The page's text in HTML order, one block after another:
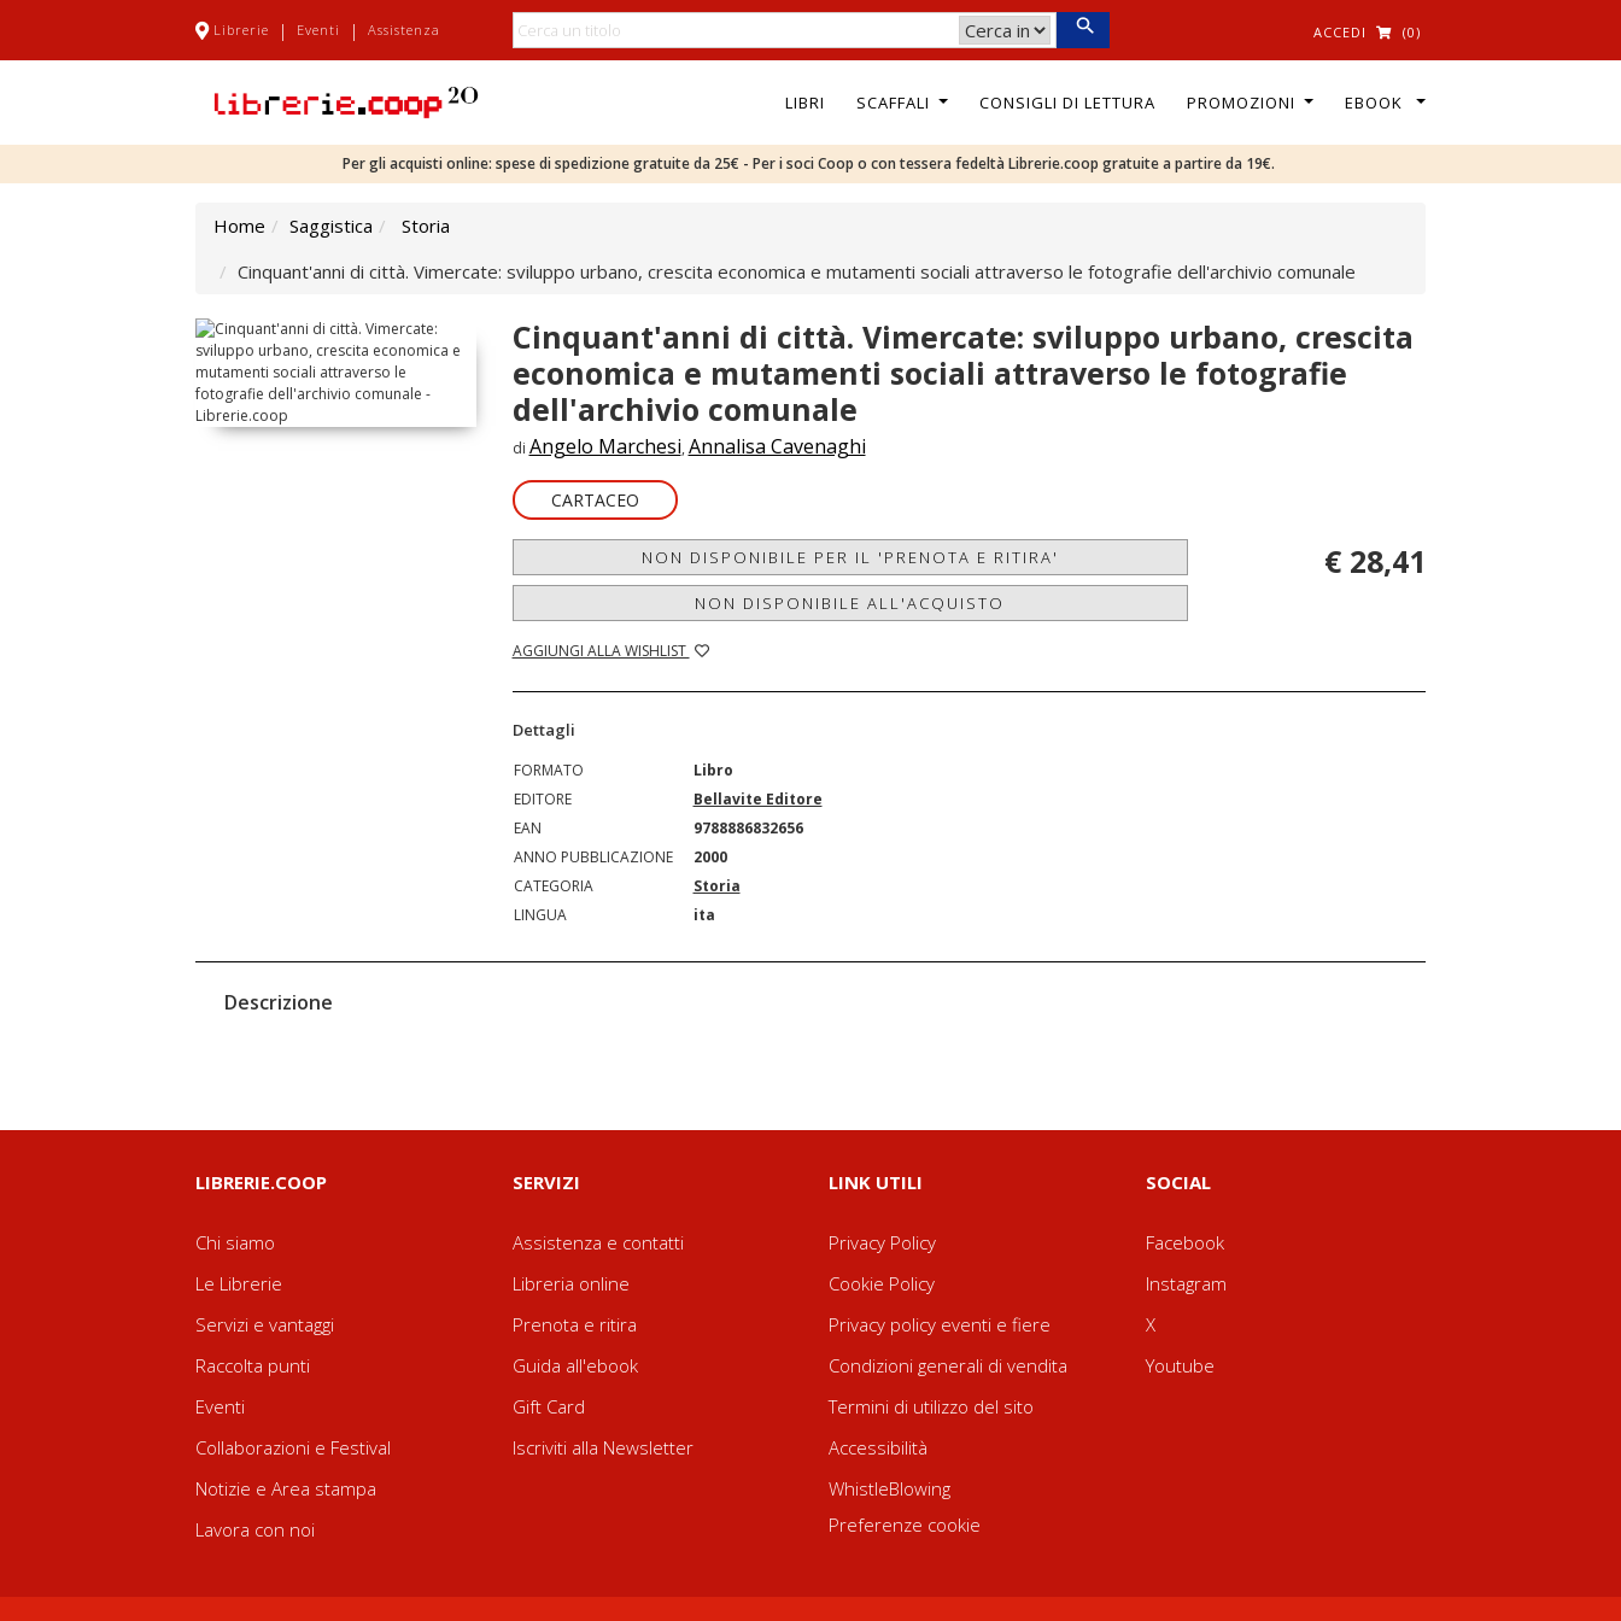
Librerie | Eventi | Assistenza ACCEDI (0)
LIBRI SCAFFALI CONSIGLI DI LETTURA PROMOZIONI EBOOK
Per gli acquisti online: spese di spedizione gratuite da 25€ - Per i soci Coop o con tessera fedeltà Librerie.coop gratuite a partire da 19€.
Home Saggistica
Storia
Cinquant'anni di città. Vimercate: sviluppo urbano, crescita economica e mutamenti sociali attraverso le fotografie dell'archivio comunale
Cinquant'anni di città. Vimercate: sviluppo urbano, crescita
economica e mutamenti sociali attraverso le fotografie
dell'archivio comunale
di Angelo Marchesi, Annalisa Cavenaghi
CARTACEO
NON DISPONIBILE PER IL 'PRENOTA E RITIRA'
NON DISPONIBILE ALL'ACQUISTO
AGGIUNGI ALLA WISHLIST
€ 28,41
Dettagli
FORMATO
Libro
EDITORE
Bellavite Editore
EAN
9788886832656
ANNO PUBBLICAZIONE
2000
CATEGORIA
Storia
LINGUA
ita
Descrizione
LIBRERIE.COOP
Chi siamo
Le Librerie
Servizi e vantaggi
Raccolta punti
Eventi
Collaborazioni e Festival
Notizie e Area stampa
Lavora con noi
SERVIZI
Assistenza e contatti
Libreria online
Prenota e ritira
Guida all'ebook
Gift Card
Iscriviti alla Newsletter
LINK UTILI
Privacy Policy
Cookie Policy
Privacy policy eventi e fiere
Condizioni generali di vendita
Termini di utilizzo del sito
Accessibilità
WhistleBlowing
Preferenze cookie
SOCIAL
Facebook
Instagram
X
Youtube